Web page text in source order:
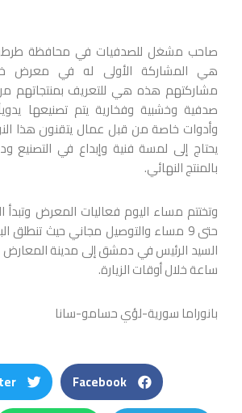
صاحب مشغل للصدفيات في محافظة
هي المشاركة الأولى له في معرض
مشاركتهم هذه هي للتعريف
صدفية وخشبية وفخارية يتم تصنيعها
وأدوات خاصة من قبل عمال يتقنون هذا
يحتاج إلى لمسة فنية وإبداع في التصنيع
بالمنتج النهائي.
حتى 9 مساء والتوصيل مجاني حيث
السيد الرئيس في دمشق إلى مدينة
ساعة خلال أوقات الزيارة.
بانوراما سورية-لؤي حسامو-سانا
Facebook